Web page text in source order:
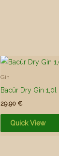
Gin
Bacûr Dry Gin 1,0l
29,90 €
Quick View